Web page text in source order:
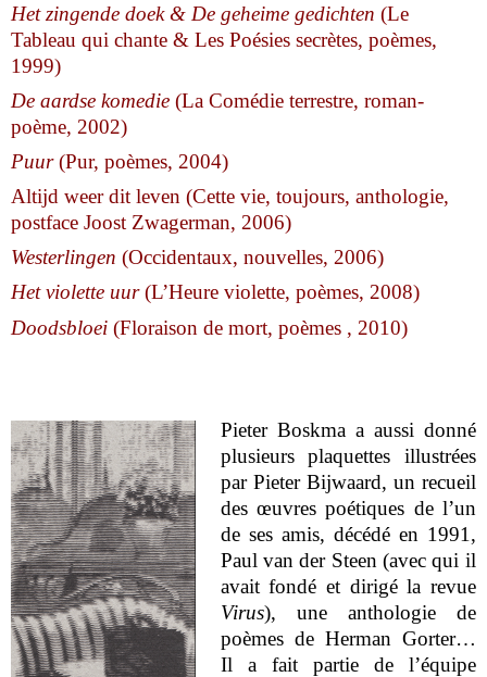
Het zingende doek & De geheime gedichten (Le
Tableau qui chante & Les Poésies secrètes, poèmes,
1999)
De aardse komedie (La Comédie terrestre, roman-
poème, 2002)
Puur(Pur, poèmes, 2004)
Altijd weer dit leven (Cette vie, toujours, anthologie,
postface Joost Zwagerman, 2006)
Westerlingen (Occidentaux, nouvelles, 2006)
Het violette uur(L’Heure violette, poèmes, 2008)
Doodsbloei (Floraison de mort, poèmes , 2010)
Pieter Boskma a aussi donné
plusieurs plaquettes illustrées
par Pieter Bijwaard, un recueil
des œuvres poétiques de l’un
de ses amis, décédé en 1991,
Paul van der Steen (avec qui il
avait fondé et dirigé la revue
Virus), une anthologie de
poèmes de Herman Gorter…
Il a fait partie de l’équipe